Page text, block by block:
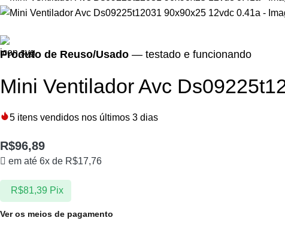
Produto de Reuso/Usado — testado e funcionando
Mini Ventilador Avc
5 itens vendidos nos últimos 3 dias
R$96,89
em até 6x de R$17,76
R$81,39 Pix
Ver os meios de pagamento